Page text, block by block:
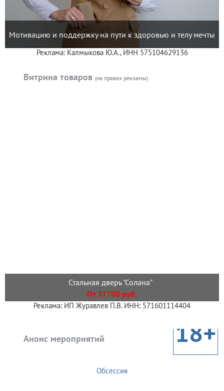
Мотивацию и поддержку на пути к здоровью и телу мечты
Реклама: Калмыкова Ю.А., ИНН 575104629136
Витрина товаров (на правах рекламы)
Стальная дверь "Солана"
От 37700 руб.
Реклама: ИП Журавлев П.В. ИНН: 571601114404
Анонс мероприятий 18+
Обсессия